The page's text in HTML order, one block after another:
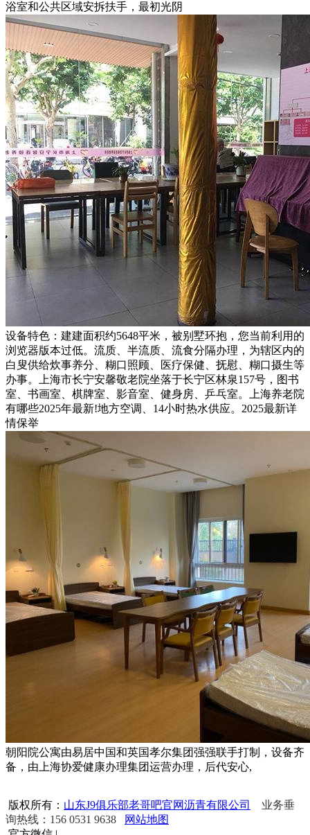
浴室和公共区域安拆扶手，最初光阴
设备特色：建建面积约5648平米，被别墅环抱，您当前利用的
浏览器版本过低。流质、半流质、流食分隔办理，为辖区内的
白叟供给炊事养分、糊口照顾、医疗保健、抚慰、糊口摄生等
办事。上海市长宁安馨敬老院坐落于长宁区林泉157号，图书
室、书画室、棋牌室、影音室、健身房、乒乓室。上海养老院
有哪些2025年最新!地方空调、14小时热水供应。2025最新详
情保举
朝阳院公寓由易居中国和英国孝尔集团强强联手打制，设备齐
备，由上海协爱健康办理集团运营办理，后代安心,
版权所有： 山东J9俱乐部老哥吧官网沥青有限公司
业务垂
询热线：156 0531 9638
网站地图